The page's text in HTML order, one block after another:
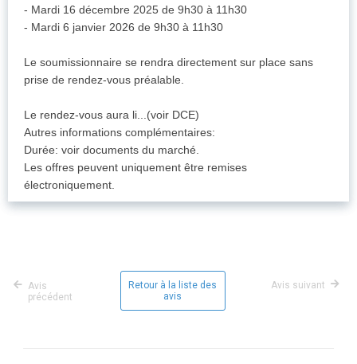
- Mardi 16 décembre 2025 de 9h30 à 11h30
- Mardi 6 janvier 2026 de 9h30 à 11h30
Le soumissionnaire se rendra directement sur place sans
prise de rendez-vous préalable.
Le rendez-vous aura li...(voir DCE)
Autres informations complémentaires:
Durée: voir documents du marché.
Les offres peuvent uniquement être remises
électroniquement.
Avis
précédent
Retour à la liste des
avis
Avis suivant